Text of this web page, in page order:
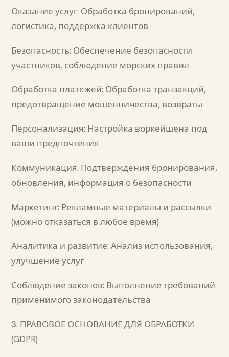
Оказание услуг: Обработка бронирований,
логистика, поддержка клиентов
Безопасность: Обеспечение безопасности
участников, соблюдение морских правил
Обработка платежей: Обработка транзакций,
предотвращение мошенничества, возвраты
Персонализация: Настройка воркейшена под
ваши предпочтения
Коммуникация: Подтверждения бронирования,
обновления, информация о безопасности
Маркетинг: Рекламные материалы и рассылки
(можно отказаться в любое время)
Аналитика и развитие: Анализ использования,
улучшение услуг
Соблюдение законов: Выполнение требований
применимого законодательства
3. ПРАВОВОЕ ОСНОВАНИЕ ДЛЯ ОБРАБОТКИ
(GDPR)